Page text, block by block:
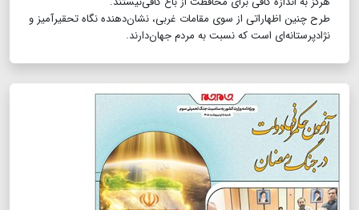
​​​​​​​طرح چنین اظهاراتی از سوی مقامات غربی، نشان‌دهنده نگاه تحقیرآمیز و
نژادپرستانه‌ای است که نسبت به مردم جهان‌دارند.